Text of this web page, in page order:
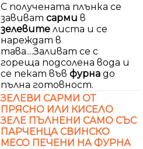
С получената плънка се
завиват сарми в
зелевите листа и се
нареждат в
тава....Заливат се с
гореща подсолена вода и
се пекат във фурна до
пълна готовност.
ЗЕЛЕВИ САРМИ ОТ
ПРЯСНО ИЛИ КИСЕЛО
ЗЕЛЕ ПЪЛНЕНИ САМО СЪС
ПАРЧЕНЦА СВИНСКО
МЕСО ПЕЧЕНИ НА ФУРНА